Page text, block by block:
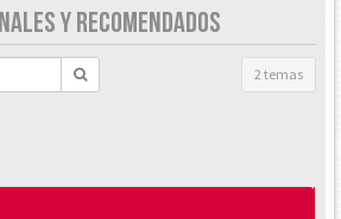
Y RECOMENDADOS
2 temas